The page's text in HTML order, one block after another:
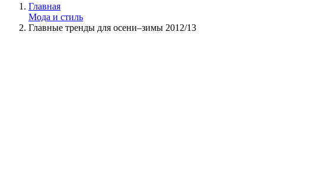
Главная
Мода и стиль
Главные тренды для осени–зимы 2012/13